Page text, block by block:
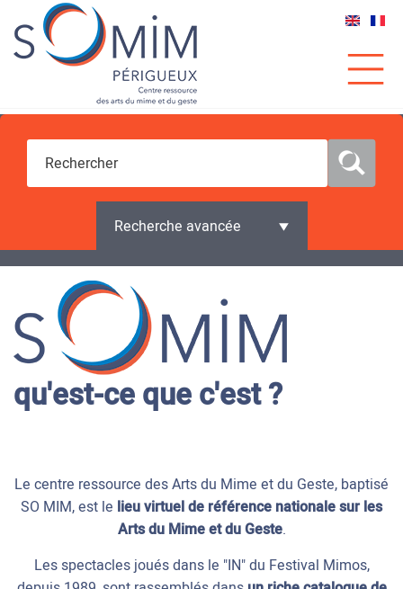
Recherche avancée
qu'est-ce que c'est ?
Le centre ressource des Arts du Mime et du Geste, baptisé
SO MIM, est le lieu virtuel de référence nationale sur les
Arts du Mime et du Geste.
Les spectacles joués dans le "IN" du Festival Mimos,